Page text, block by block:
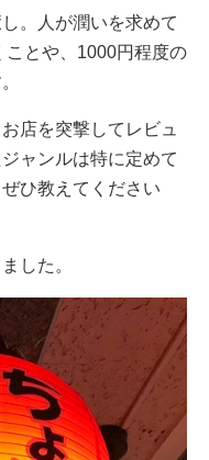
。人が潤いを求めて
とや、1000円程度の
店を突撃してレビュ
ャンルは特に定めて
ひ教えてください
した。